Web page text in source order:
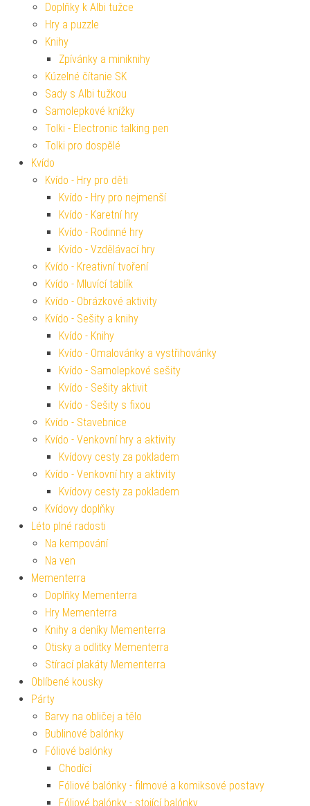
Doplňky k Albi tužce
Hry a puzzle
Knihy
Zpívánky a miniknihy
Kúzelné čítanie SK
Sady s Albi tužkou
Samolepkové knížky
Tolki - Electronic talking pen
Tolki pro dospělé
Kvído
Kvído - Hry pro děti
Kvído - Hry pro nejmenší
Kvído - Karetní hry
Kvído - Rodinné hry
Kvído - Vzdělávací hry
Kvído - Kreativní tvoření
Kvído - Mluvící tablík
Kvído - Obrázkové aktivity
Kvído - Sešity a knihy
Kvído - Knihy
Kvído - Omalovánky a vystřihovánky
Kvído - Samolepkové sešity
Kvído - Sešity aktivit
Kvído - Sešity s fixou
Kvído - Stavebnice
Kvído - Venkovní hry a aktivity
Kvídovy cesty za pokladem
Kvído - Venkovní hry a aktivity
Kvídovy cesty za pokladem
Kvídovy doplňky
Léto plné radosti
Na kempování
Na ven
Mementerra
Doplňky Mementerra
Hry Mementerra
Knihy a deníky Mementerra
Otisky a odlitky Mementerra
Stírací plakáty Mementerra
Oblíbené kousky
Párty
Barvy na obličej a tělo
Bublinové balónky
Fóliové balónky
Chodící
Fóliové balónky - filmové a komiksové postavy
Fóliové balónky - stojící balónky